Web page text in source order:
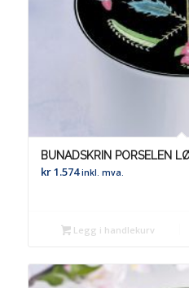
BUNADSKRIN PORSELEN
kr1.574 inkl. mva.
Legg i handlekurv